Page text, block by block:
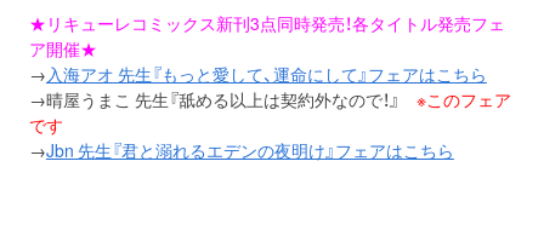
★リキューレコミックス新刊3点同時発売！各タイトル発売フェ
ア開催★
→入海アオ 先生『もっと愛して、運命にして』フェアはこちら
→晴屋うまこ 先生『舐める以上は契約外なので！』 ※このフェア
です
→Jbn 先生『君と溺れるエデンの夜明け』フェアはこちら